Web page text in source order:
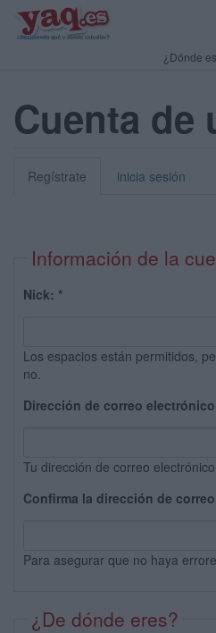
¿Dónde
Cuenta de
Regístrate inicia sesión
Información de la
Nick: *
Los espacios están permitidos,
no.
Dirección de correo
Tu dirección de correo
Confirma la dirección de
Para asegurar que no haya
¿De dónde eres?